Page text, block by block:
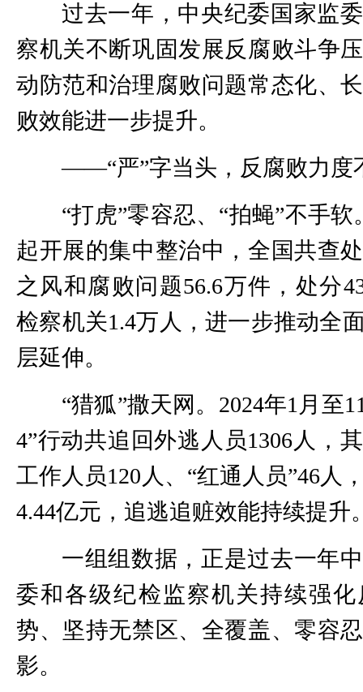
过去一年，中央纪委国家监
察机关不断巩固发展反腐败斗争
动防范和治理腐败问题常态化、
败效能进一步提升。
——“严”字当头，反腐败力度
“打虎”零容忍、“拍蝇”不手软
起开展的集中整治中，全国共查
之风和腐败问题56.6万件，处分
检察机关1.4万人，进一步推动全
层延伸。
“猎狐”撒天网。2024年1月至
4”行动共追回外逃人员1306人，
工作人员120人、“红通人员”46人
4.44亿元，追逃追赃效能持续提升
一组组数据，正是过去一年
委和各级纪检监察机关持续强
势、坚持无禁区、全覆盖、零容
影。